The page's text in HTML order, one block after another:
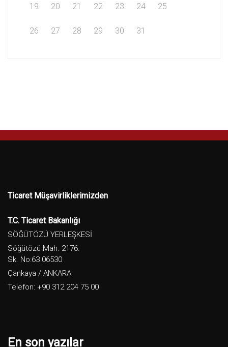
19 20 21 22 23 24 25
26 27 28 29 30 31
Ticaret Müşavirliklerimizden
T.C. Ticaret Bakanlığı
SÖĞÜTÖZÜ YERLEŞKESİ
Söğütözü Mah. 2176.
Sk. No:63 06530
Çankaya / ANKARA
Telefon: +90 312 204 75 00
En son yazılar